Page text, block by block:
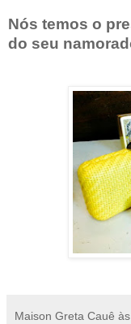
Nós temos o
do seu
Maison Greta Cauê às